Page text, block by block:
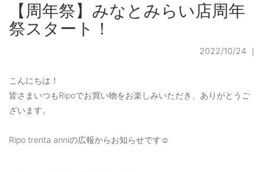
ログイン （新規会員登録 ）
MENS : メンズ
PANTS : パンツ
TOPS : トップス
KNIT : ニット
【周年祭】みなとみらい店周年
祭スタート！
2022/10/24 ｜
こんにちは！
皆さまいつもRipoでお買い物をお楽しみいただき、ありがとうご
ざいます。
Ripo trenta anniの広報からお知らせです☺